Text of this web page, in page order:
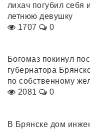
лихач погубил себя
летнюю девушку
1707
0
Богомаз покинул
губернатора
по собственному
2081
0
В Брянске дом